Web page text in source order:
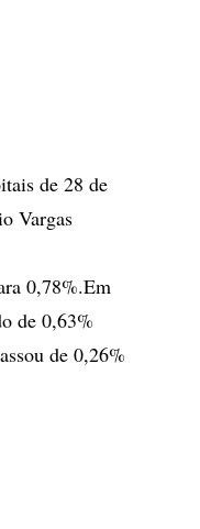
de 28 de
Vargas
0,78%.Em
de 0,63%
de 0,26%